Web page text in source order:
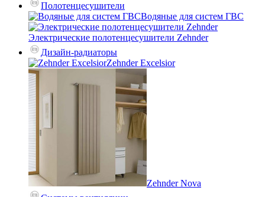
Полотенцесушители
Водяные для систем ГВС
Электрические полотенцесушители Zehnder
Дизайн-радиаторы
Zehnder Excelsior
Zehnder Nova